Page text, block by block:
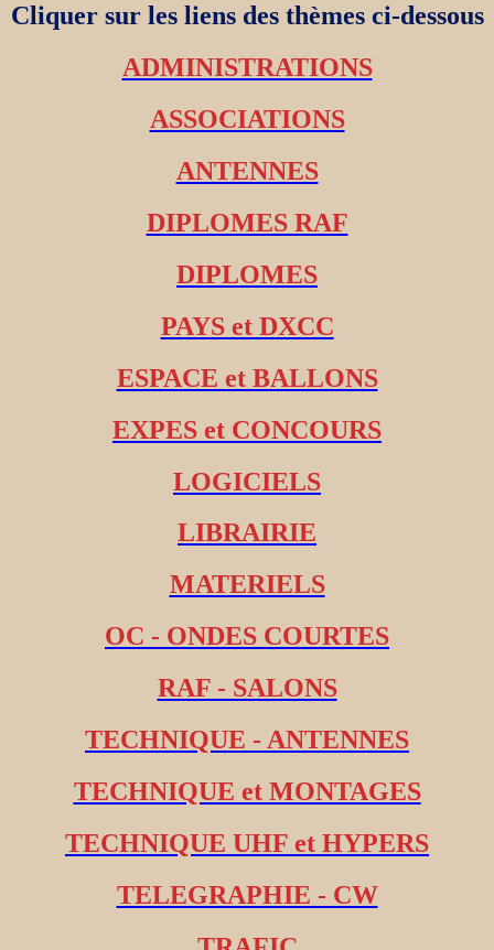
Cliquer sur les liens des thèmes ci-dessous
ADMINISTRATIONS
ASSOCIATIONS
ANTENNES
DIPLOMES RAF
DIPLOMES
PAYS et DXCC
ESPACE et BALLONS
EXPES et CONCOURS
LOGICIELS
LIBRAIRIE
MATERIELS
OC - ONDES COURTES
RAF - SALONS
TECHNIQUE - ANTENNES
TECHNIQUE et MONTAGES
TECHNIQUE UHF et HYPERS
TELEGRAPHIE - CW